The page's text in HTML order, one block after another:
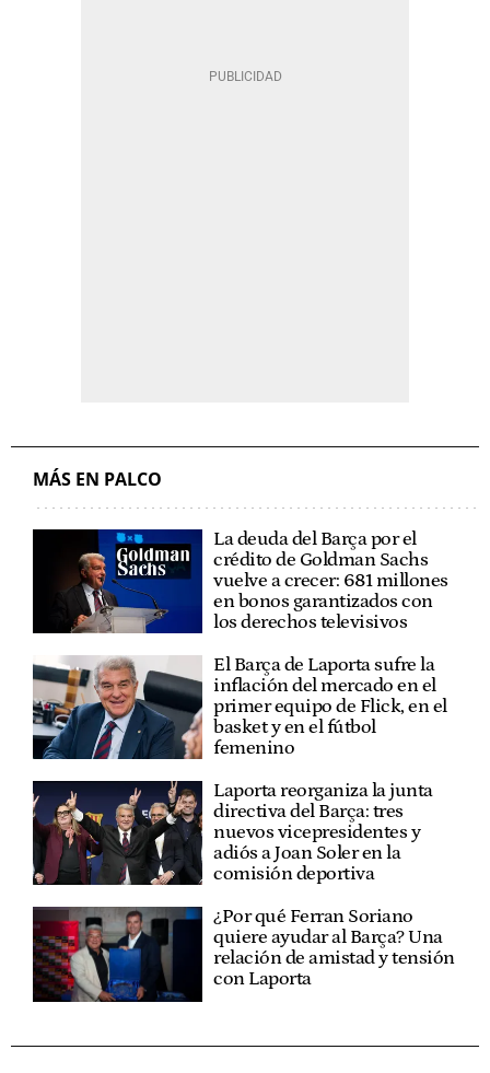
MÁS EN PALCO
La deuda del Barça por el
crédito de Goldman Sachs
vuelve a crecer: 681 millones
en bonos garantizados con
los derechos televisivos
El Barça de Laporta sufre la
inflación del mercado en el
primer equipo de Flick, en el
basket y en el fútbol
femenino
Laporta reorganiza la junta
directiva del Barça: tres
nuevos vicepresidentes y
adiós a Joan Soler en la
comisión deportiva
¿Por qué Ferran Soriano
quiere ayudar al Barça? Una
relación de amistad y tensión
con Laporta